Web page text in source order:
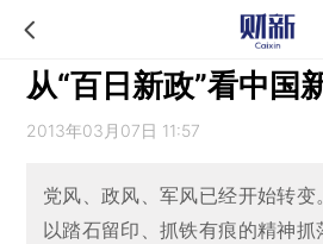
从“百日新政”看中国
2013年03月07日 11:57
党风、政风、军风已经开始转
以踏石留印、抓铁有痕的精神抓